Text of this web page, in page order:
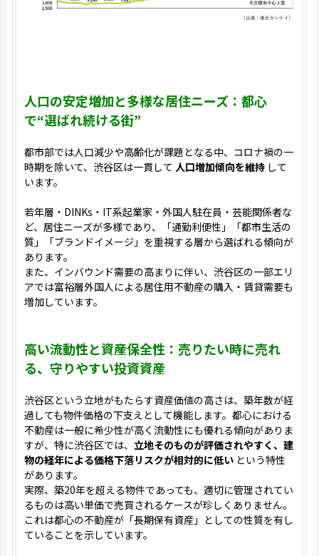
人口の安定増加と多様な居住ニーズ：都心
で“選ばれ続ける街”
都市部では人口減少や高齢化が課題となる中、コロナ禍の一
時期を除いて、渋谷区は一貫して 人口増加傾向を維持 して
います。
若年層・DINKs・IT系起業家・外国人駐在員・芸能関係者な
ど、居住ニーズが多様であり、「通勤利便性」「都市生活の
質」「ブランドイメージ」を重視する層から選ばれる傾向が
あります。
また、インバウンド需要の高まりに伴い、渋谷区の一部エリ
アでは富裕層外国人による居住用不動産の購入・賃貸需要も
増加しています。
高い流動性と資産保全性：売りたい時に売れ
る、守りやすい投資資産
渋谷区という立地がもたらす資産価値の高さは、築年数が経
過しても物件価格の下支えとして機能します。都心における
不動産は一般に希少性が高く流動性にも優れる傾向がありま
すが、特に渋谷区では、 立地そのものが評価されやすく、建
物の経年による価格下落リスクが相対的に低い という特性
があります。
実際、築20年を超える物件であっても、適切に管理されてい
るものは高い単価で売買されるケースが珍しくありません。
これは都心の不動産が「長期保有資産」としての性質を有し
ていることを示しています。